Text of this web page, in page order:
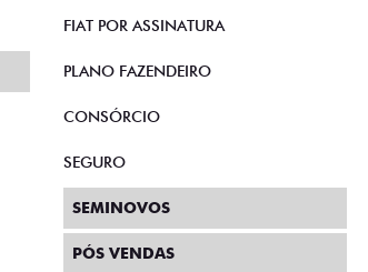
FIAT POR ASSINATURA
PLANO FAZENDEIRO
CONSÓRCIO
SEGURO
SEMINOVOS
PÓS VENDAS